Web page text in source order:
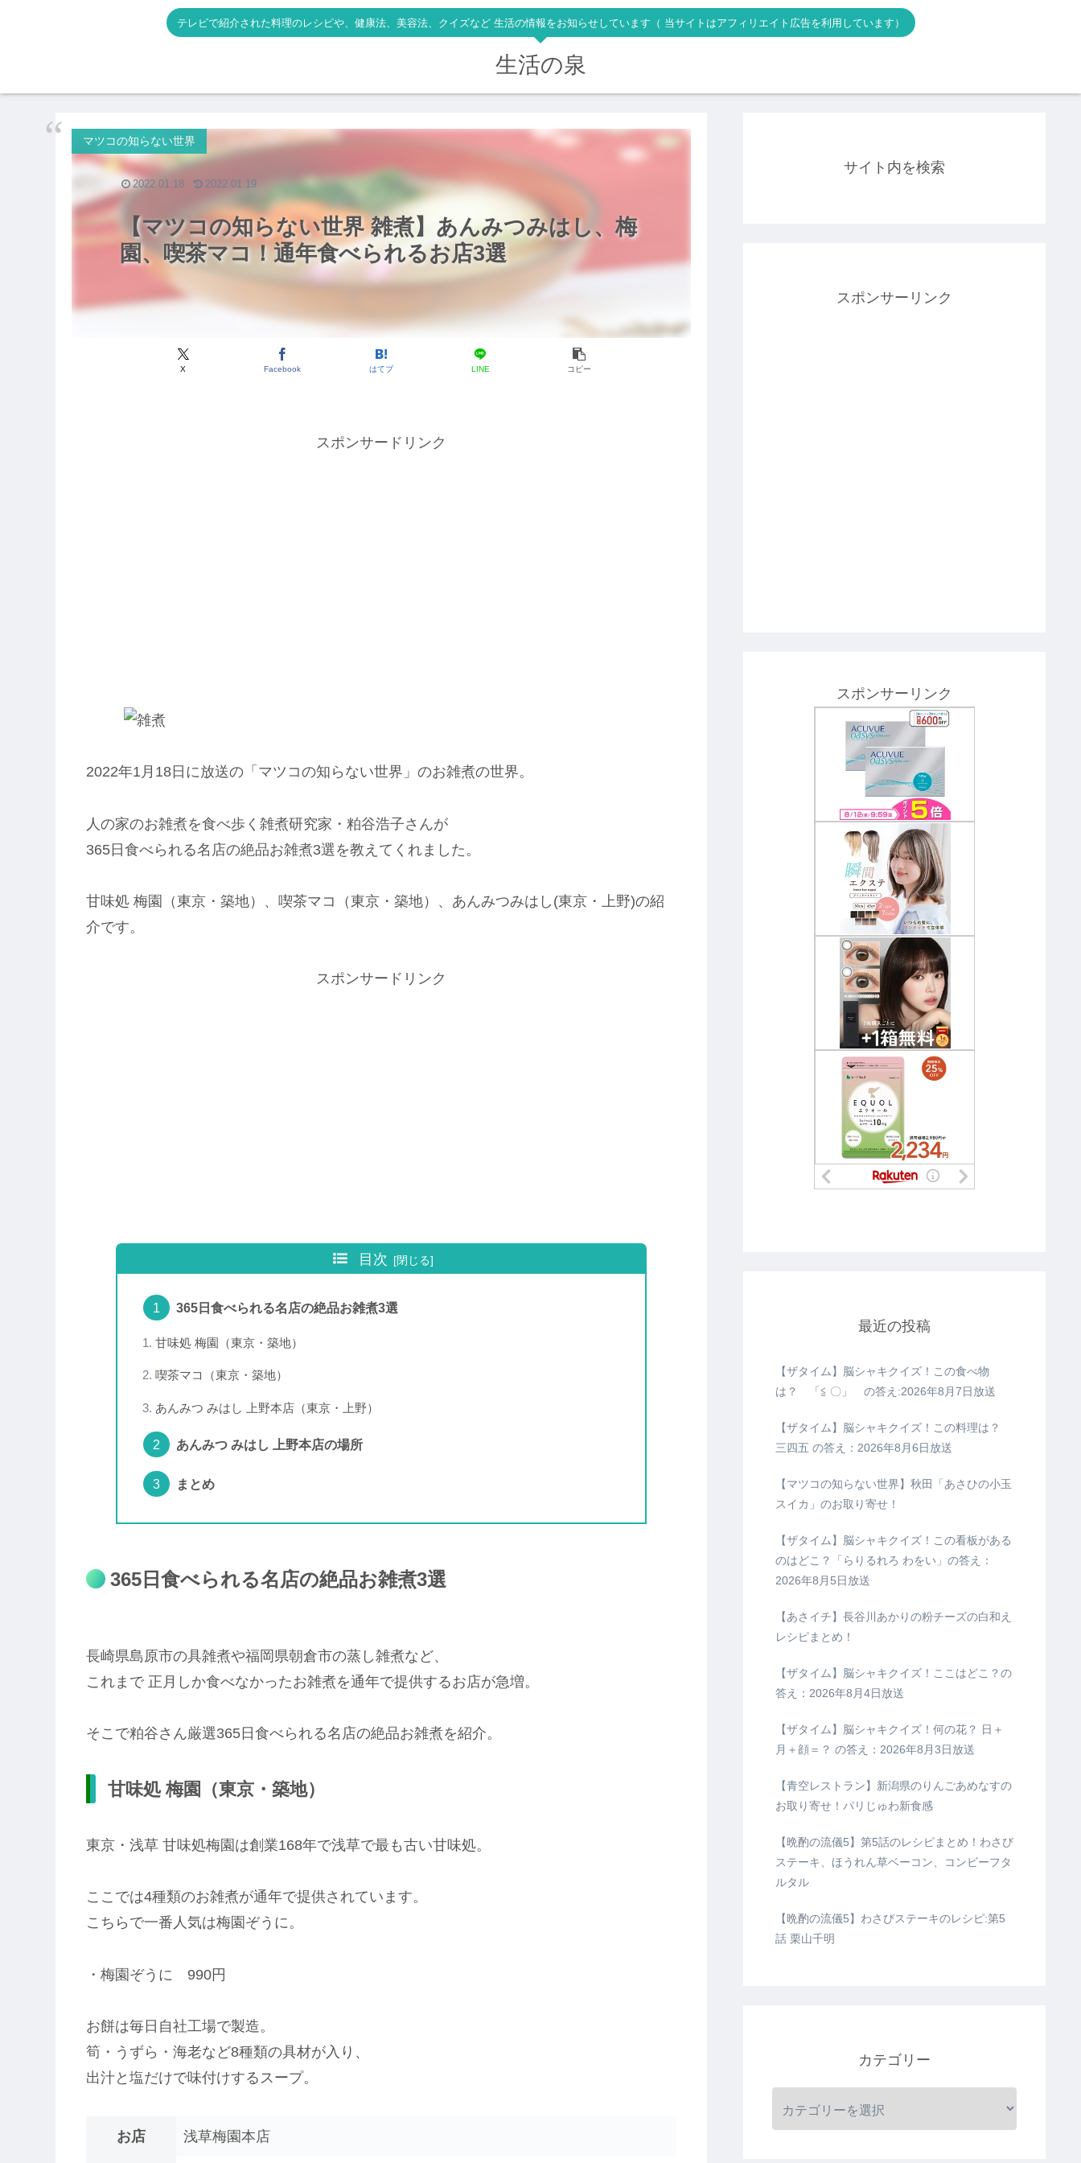
テレビで紹介された料理のレシピや、健康法、美容法、クイズなど 生活の情報をお知らせしています（ 当サイトはアフィリエイト広告を利用しています）
生活の泉
【マツコの知らない世界 雑煮】あんみつみはし、梅
園、喫茶マコ！通年食べられるお店3選
マツコの知らない世界
X Facebook はてブ LINE コピー
2022.01.18 2022.01.19
スポンサードリンク
2022年1月18日に放送の「マツコの知らない世界」のお雑煮の世界。
人の家のお雑煮を食べ歩く雑煮研究家・粕谷浩子さんが
365日食べられる名店の絶品お雑煮3選を教えてくれました。
甘味処 梅園（東京・築地）、喫茶マコ（東京・築地）、あんみつみはし(東京・上野)の紹
介です。
スポンサードリンク
目次
365日食べられる名店の絶品お雑煮3選
甘味処 梅園（東京・築地）
喫茶マコ（東京・築地）
あんみつ みはし 上野本店（東京・上野）
あんみつ みはし 上野本店の場所
まとめ
365日食べられる名店の絶品お雑煮3選
長崎県島原市の具雑煮や福岡県朝倉市の蒸し雑煮など、
これまで 正月しか食べなかったお雑煮を通年で提供するお店が急増。
そこで粕谷さん厳選365日食べられる名店の絶品お雑煮を紹介。
甘味処 梅園（東京・築地）
東京・浅草 甘味処梅園は創業168年で浅草で最も古い甘味処。
ここでは4種類のお雑煮が通年で提供されています。
こちらで一番人気は梅園ぞうに。
・梅園ぞうに 990円
お餅は毎日自社工場で製造。
筍・うずら・海老など8種類の具材が入り、
出汁と塩だけで味付けするスープ。
お店 浅草梅園本店
サイト内を検索
スポンサーリンク
スポンサーリンク
最近の投稿
【ザタイム】脳シャキクイズ！この食べ物
は？ 「≦ 〇」 の答え:2026年8月7日放送
【ザタイム】脳シャキクイズ！この料理は？
三四五 の答え：2026年8月6日放送
【マツコの知らない世界】秋田「あさひの小玉
スイカ」のお取り寄せ！
【ザタイム】脳シャキクイズ！この看板がある
のはどこ？「らりるれろ わをい」の答え：
2026年8月5日放送
【あさイチ】長谷川あかりの粉チーズの白和え
レシピまとめ！
【ザタイム】脳シャキクイズ！ここはどこ？の
答え：2026年8月4日放送
【ザタイム】脳シャキクイズ！何の花？ 日＋
月＋顔＝？ の答え：2026年8月3日放送
【青空レストラン】新潟県のりんごあめなすの
お取り寄せ！パリじゅわ新食感
【晩酌の流儀5】第5話のレシピまとめ！わさび
ステーキ、ほうれん草ベーコン、コンビーフタ
ルタル
【晩酌の流儀5】わさびステーキのレシピ:第5
話 栗山千明
カテゴリー